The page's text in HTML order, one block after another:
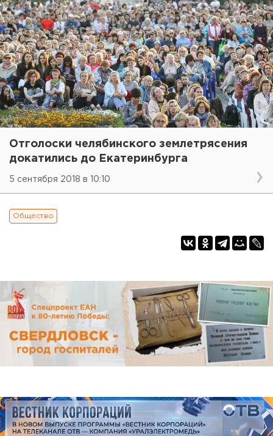
Отголоски челябинского землетрясения
докатились до Екатеринбурга
5 сентября 2018 в 10:10
Общество